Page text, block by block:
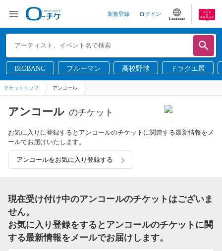
新規登録 ログイン
Language
BIGBANG ブルーマン 高校野球 ドラクエ展
チケットトップ アンコール
アンコール のチケット
お気に入りに登録するとアンコールのチケットに関連する最新情報をメ
ールでお届けいたします。
アンコールをお気に入り登録する
現在受け付け中のアンコールのチケットはございま
せん。
お気に入り登録をするとアンコールのチケットに関
する最新情報をメールでお届けします。